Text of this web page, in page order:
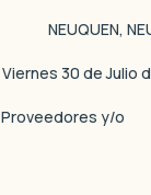
NEUQUEN,
Viernes 30 de Julio
y/o